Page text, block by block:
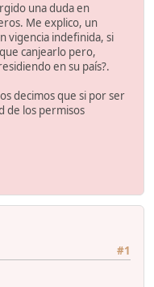
una duda en
Me explico, un
vigencia indefinida, si
canjearlo pero,
en su país?.
decimos que si por ser
de los permisos
#1